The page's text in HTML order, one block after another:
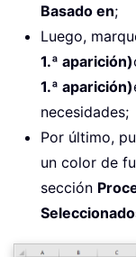
Basado en;
Luego,
1.ª aparición)
1.ª aparición)
necesidades;
Por último,
un color de
sección